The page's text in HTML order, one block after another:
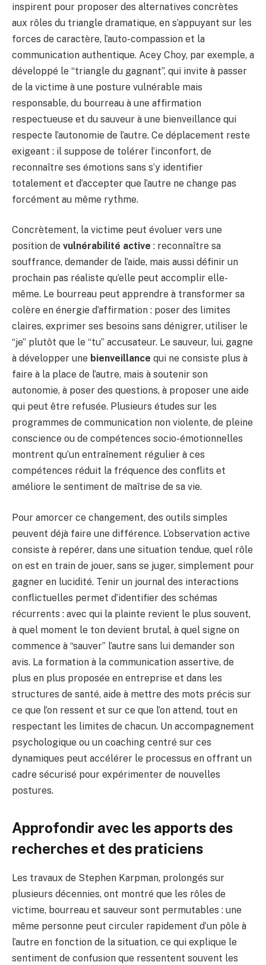
inspirent pour proposer des alternatives concrètes
aux rôles du triangle dramatique, en s’appuyant sur les
forces de caractère, l’auto-compassion et la
communication authentique. Acey Choy, par exemple, a
développé le “triangle du gagnant”, qui invite à passer
de la victime à une posture vulnérable mais
responsable, du bourreau à une affirmation
respectueuse et du sauveur à une bienveillance qui
respecte l’autonomie de l’autre. Ce déplacement reste
exigeant : il suppose de tolérer l’inconfort, de
reconnaître ses émotions sans s’y identifier
totalement et d’accepter que l’autre ne change pas
forcément au même rythme.
Concrètement, la victime peut évoluer vers une
position de vulnérabilité active : reconnaître sa
souffrance, demander de l’aide, mais aussi définir un
prochain pas réaliste qu’elle peut accomplir elle-
même. Le bourreau peut apprendre à transformer sa
colère en énergie d’affirmation : poser des limites
claires, exprimer ses besoins sans dénigrer, utiliser le
“je” plutôt que le “tu” accusateur. Le sauveur, lui, gagne
à développer une bienveillance qui ne consiste plus à
faire à la place de l’autre, mais à soutenir son
autonomie, à poser des questions, à proposer une aide
qui peut être refusée. Plusieurs études sur les
programmes de communication non violente, de pleine
conscience ou de compétences socio-émotionnelles
montrent qu’un entraînement régulier à ces
compétences réduit la fréquence des conflits et
améliore le sentiment de maîtrise de sa vie.
Pour amorcer ce changement, des outils simples
peuvent déjà faire une différence. L’observation active
consiste à repérer, dans une situation tendue, quel rôle
on est en train de jouer, sans se juger, simplement pour
gagner en lucidité. Tenir un journal des interactions
conflictuelles permet d’identifier des schémas
récurrents : avec qui la plainte revient le plus souvent,
à quel moment le ton devient brutal, à quel signe on
commence à “sauver” l’autre sans lui demander son
avis. La formation à la communication assertive, de
plus en plus proposée en entreprise et dans les
structures de santé, aide à mettre des mots précis sur
ce que l’on ressent et sur ce que l’on attend, tout en
respectant les limites de chacun. Un accompagnement
psychologique ou un coaching centré sur ces
dynamiques peut accélérer le processus en offrant un
cadre sécurisé pour expérimenter de nouvelles
postures.
Approfondir avec les apports des
recherches et des praticiens
Les travaux de Stephen Karpman, prolongés sur
plusieurs décennies, ont montré que les rôles de
victime, bourreau et sauveur sont permutables : une
même personne peut circuler rapidement d’un pôle à
l’autre en fonction de la situation, ce qui explique le
sentiment de confusion que ressentent souvent les